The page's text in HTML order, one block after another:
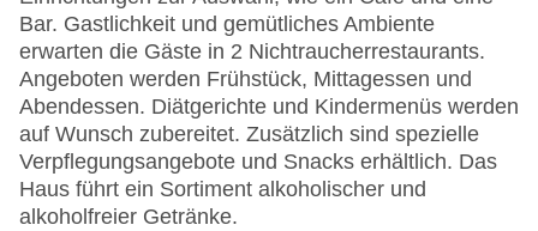
Minimarkt
Anzahl der Konferenzräume: 1
Anzahl der Aufzüge: 1
Haustiere
Zimmerservice
Gesamtanzahl der Stockwerke: 55
Gesamtanzahl der Zimmer: 896
Zahlungsarten: American Express, Diners Club,
Bar. Gastlichkeit und gemütliches Ambiente
erwarten die Gäste in 2 Nichtraucherrestaurants.
Angeboten werden Frühstück, Mittagessen und
Abendessen. Diätgerichte und Kindermenüs werden
auf Wunsch zubereitet. Zusätzlich sind spezielle
Verpflegungsangebote und Snacks erhältlich. Das
Haus führt ein Sortiment alkoholischer und
alkoholfreier Getränke.